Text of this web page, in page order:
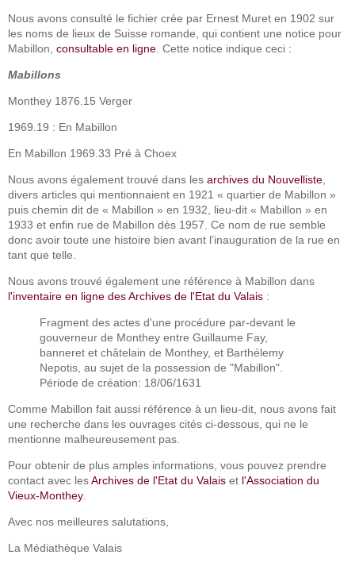
Nous avons consulté le fichier crée par Ernest Muret en 1902 sur
les noms de lieux de Suisse romande, qui contient une notice pour
Mabillon, consultable en ligne . Cette notice indique ceci :
Mabillons
Monthey 1876.15 Verger
1969.19 : En Mabillon
En Mabillon 1969.33 Pré à Choex
Nous avons également trouvé dans les archives du Nouvelliste
divers articles qui mentionnaient en 1921 « quartier de Mabillon »
puis chemin dit de « Mabillon » en 1932, lieu-dit « Mabillon » en
1933 et enfin rue de Mabillon dès 1957. Ce nom de rue semble
donc avoir toute une histoire bien avant l’inauguration de la rue en
tant que telle.
Nous avons trouvé également une référence à Mabillon dans
l'inventaire en ligne des Archives de l'Etat du Valais :
Fragment des actes d'une procédure par-devant le
gouverneur de Monthey entre Guillaume Fay,
banneret et châtelain de Monthey, et Barthélemy
Nepotis, au sujet de la possession de "Mabillon".
Période de création: 18/06/1631
Comme Mabillon fait aussi référence à un lieu-dit, nous avons fait
une recherche dans les ouvrages cités ci-dessous, qui ne le
mentionne malheureusement pas.
Pour obtenir de plus amples informations, vous pouvez prendre
contact avec lesArchives de l'Etat du Valais et l'Association du
Vieux-Monthey.
Avec nos meilleures salutations,
La Médiathèque Valais